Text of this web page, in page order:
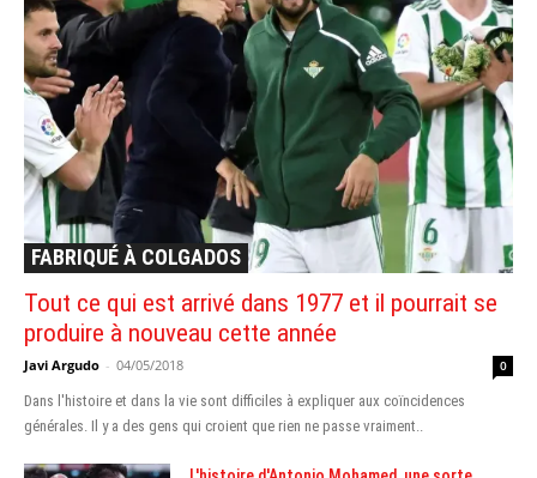
FABRIQUÉ À COLGADOS
Tout ce qui est arrivé dans 1977 et il pourrait se
produire à nouveau cette année
Javi Argudo - 04/05/2018 0
Dans l'histoire et dans la vie sont difficiles à expliquer aux coïncidences
générales. Il y a des gens qui croient que rien ne passe vraiment..